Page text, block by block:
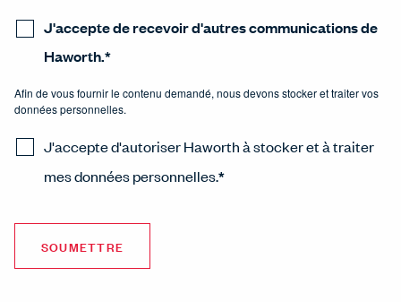
J'accepte de recevoir d'autres communications de
Haworth.*
Afin de vous fournir le contenu demandé, nous devons stocker et traiter vos
données personnelles.
J'accepte d'autoriser Haworth à stocker et à traiter
mes données personnelles.*